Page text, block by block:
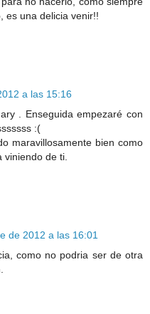
es una delicia venir!!
a las 15:16
. Enseguida empezaré con
:(
maravillosamente bien como
de ti.
de 2012 a las 16:01
como no podria ser de otra